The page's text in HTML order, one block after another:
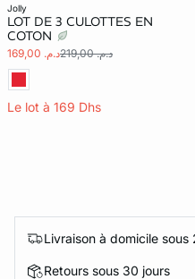
jolly
LOT DE 3 CULOTTES EN
COTON
د.م. 169,00 د.م. 219,00
Le lot à 169 Dhs
Livraison à domicile sous
Retours sous 30 jours